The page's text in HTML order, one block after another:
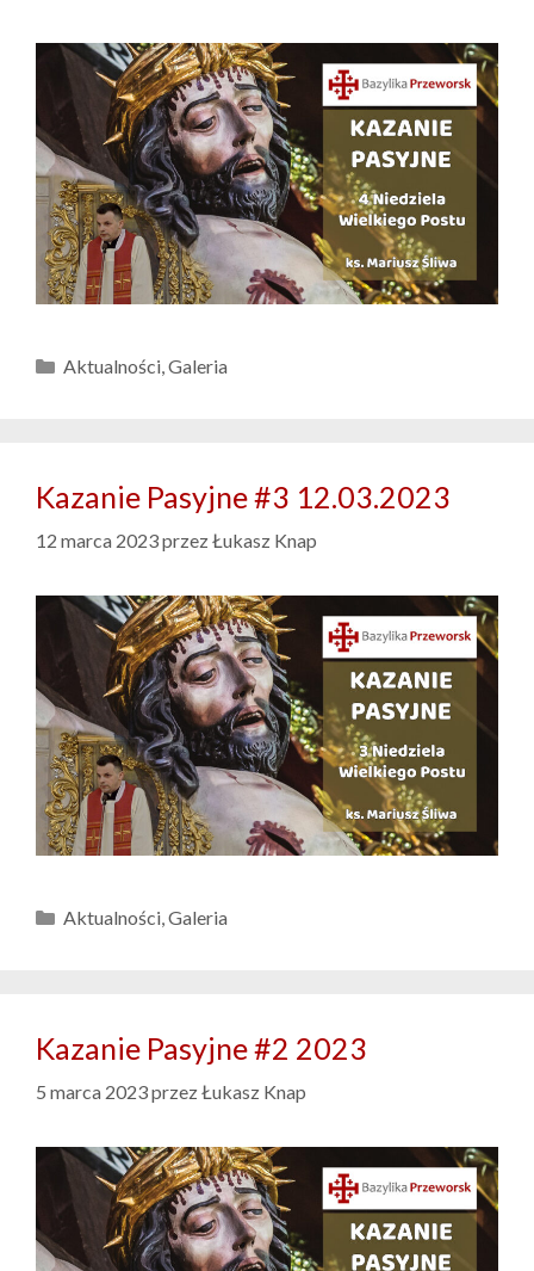
Kategorie
Aktualności, Galeria
Kazanie Pasyjne #3 12.03.2023
12 marca 2023przezŁukasz Knap
Kategorie
Aktualności,Galeria
Kazanie Pasyjne #2 2023
5 marca 2023przezŁukasz Knap